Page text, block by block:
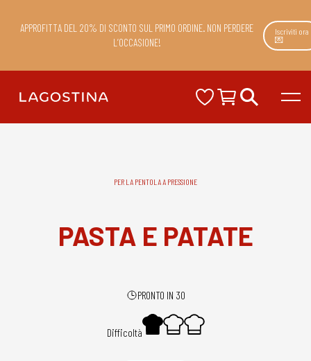
APPROFITTA DEL 20% DI SCONTO SUL PRIMO ORDINE. NON PERDERE
L’OCCASIONE!
Iscriviti ora
💌
PER LA PENTOLA A PRESSIONE
PASTA E PATATE
PRONTO IN 30
Difficoltà